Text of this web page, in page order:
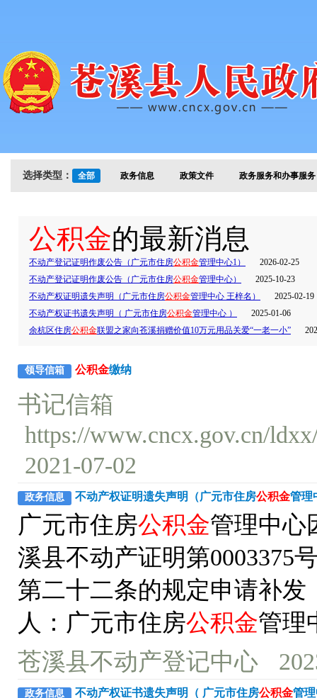
选择类型： 全部 政务信息 政策文件 政务服务和办事服务
公积金的最新消息
不动产登记证明作废公告（广元市住房公积金管理中心1）
2026-02-25
不动产登记证明作废公告（广元市住房公积金管理中心）
2025-10-23
不动产权证明遗失声明（广元市住房公积金管理中心 王梓名）
2025-02-19
不动产权证书遗失声明（ 广元市住房公积金管理中心 ）
2025-01-06
余杭区住房公积金联盟之家向苍溪捐赠价值10万元用品关爱“一老一小”
领导信箱 公积金缴纳
书记信箱
https://www.cncx.gov.cn/
2021-07-02
政务信息 不动产权证明遗失声明（广元市住房公积金管理
广元市住房公积金管理中心
溪县不动产证明第0003375
第二十二条的规定申请补
人：广元市住房公积金管理
苍溪县不动产登记中心
政务信息 不动产权证书遗失声明（ 广元市住房公积金管